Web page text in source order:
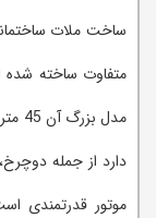
ساخت ملات
دارد از جمله
موتور قدرتمندی